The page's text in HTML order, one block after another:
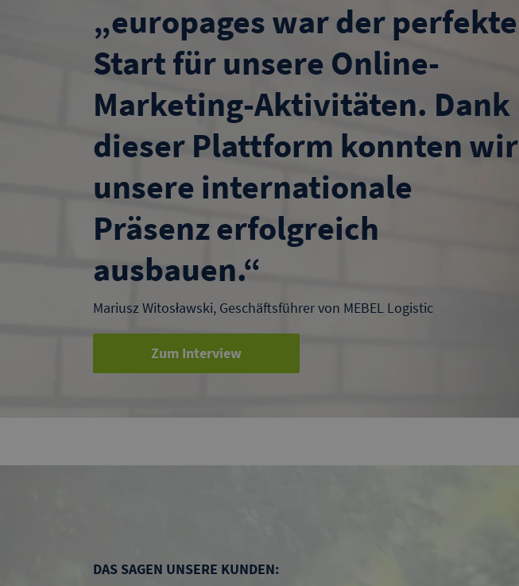
„europages war der perfekte
Start für unsere Online-
Marketing-Aktivitäten. Dank
dieser Plattform konnten wir
unsere internationale
Präsenz erfolgreich
ausbauen.“
Mariusz Witosławski, Geschäftsführer von MEBEL Logistic
Zum Interview
DAS SAGEN UNSERE KUNDEN: